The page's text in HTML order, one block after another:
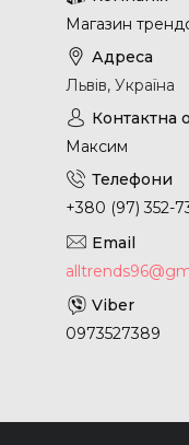
Магазин
Львів, Україна
Максим
+380 (97) 352-
0973527389